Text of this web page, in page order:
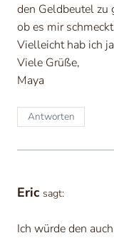
den Geldbeutel zu
ob es mir
Vielleicht hab ich
Viele Grüße,
Maya
Antworten
Eric sagt:
Ich würde den